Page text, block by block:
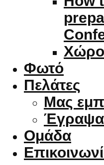
Φωτό
Πελάτες
Μας
Ομάδα